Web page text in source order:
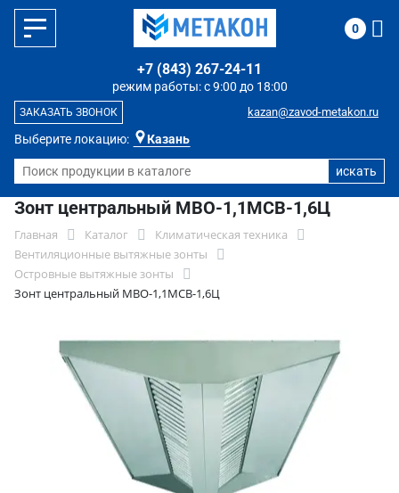
Выберите локацию: Казань
режим работы: с 9:00 до 18:00
+7 (843) 267-24-11
kazan@zavod-metakon.ru
ЗАКАЗАТЬ ЗВОНОК
0
Зонт центральный МВО-1,1МСВ-1,6Ц
Главная Каталог
Климатическая техника
Вентиляционные вытяжные зонты
Островные вытяжные зонты
Зонт центральный МВО-1,1МСВ-1,6Ц